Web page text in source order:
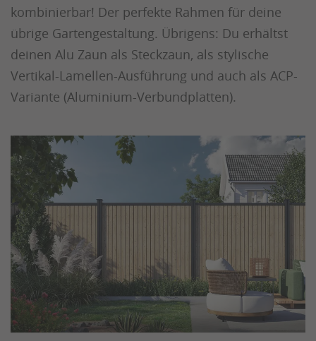
kombinierbar! Der perfekte Rahmen für deine
übrige Gartengestaltung. Übrigens: Du erhältst
deinen Alu Zaun als Steckzaun, als stylische
Vertikal-Lamellen-Ausführung und auch als ACP-
Variante (Aluminium-Verbundplatten).